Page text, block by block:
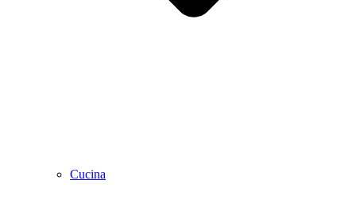
Cucina